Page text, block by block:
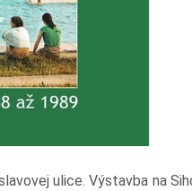
ulice. Výstavba na